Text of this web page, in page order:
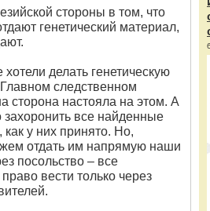
стороны в том, что
генетический материал,
делать генетическую
Главном следственном
сторона настояла на этом. А
захоронить все найденные
у них принято. Но,
отдать им напрямую наши
посольство – все
вести только через